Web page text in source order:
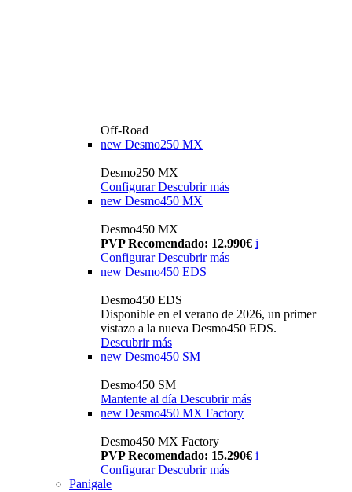
Off-Road
new Desmo250 MX
Desmo250 MX
Configurar Descubrir más
new Desmo450 MX
Desmo450 MX
PVP Recomendado: 12.990€ i
Configurar Descubrir más
new Desmo450 EDS
Desmo450 EDS
Disponible en el verano de 2026, un primer
vistazo a la nueva Desmo450 EDS.
Descubrir más
new Desmo450 SM
Desmo450 SM
Mantente al día Descubrir más
new Desmo450 MX Factory
Desmo450 MX Factory
PVP Recomendado: 15.290€ i
Configurar Descubrir más
Panigale